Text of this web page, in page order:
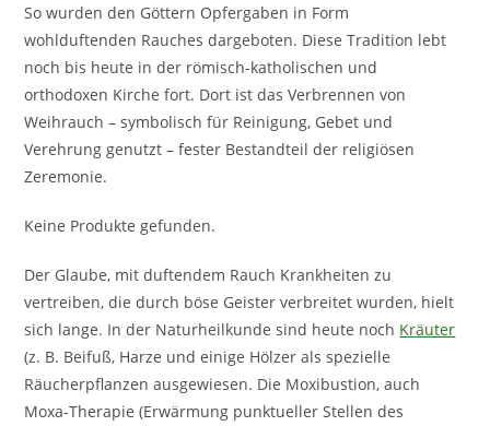
So wurden den Göttern Opfergaben in Form
wohlduftenden Rauches dargeboten. Diese Tradition lebt
noch bis heute in der römisch-katholischen und
orthodoxen Kirche fort. Dort ist das Verbrennen von
Weihrauch – symbolisch für Reinigung, Gebet und
Verehrung genutzt – fester Bestandteil der religiösen
Zeremonie.
Keine Produkte gefunden.
Der Glaube, mit duftendem Rauch Krankheiten zu
vertreiben, die durch böse Geister verbreitet wurden, hielt
sich lange. In der Naturheilkunde sind heute noch Kräuter
(z. B. Beifuß, Harze und einige Hölzer als spezielle
Räucherpflanzen ausgewiesen. Die Moxibustion, auch
Moxa-Therapie (Erwärmung punktueller Stellen des